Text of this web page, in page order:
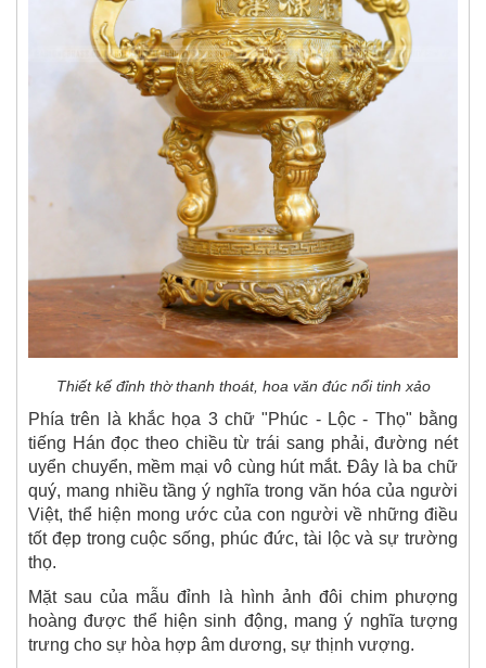
Thiết kế đỉnh thờ thanh thoát, hoa văn đúc nổi tinh xảo
Phía trên là khắc họa 3 chữ "Phúc - Lộc - Thọ" bằng
tiếng Hán đọc theo chiều từ trái sang phải, đường nét
uyển chuyển, mềm mại vô cùng hút mắt. Đây là ba chữ
quý, mang nhiều tầng ý nghĩa trong văn hóa của người
Việt, thể hiện mong ước của con người về những điều
tốt đẹp trong cuộc sống, phúc đức, tài lộc và sự trường
thọ.
Mặt sau của mẫu đỉnh là hình ảnh đôi chim phượng
hoàng được thể hiện sinh động, mang ý nghĩa tượng
trưng cho sự hòa hợp âm dương, sự thịnh vượng.